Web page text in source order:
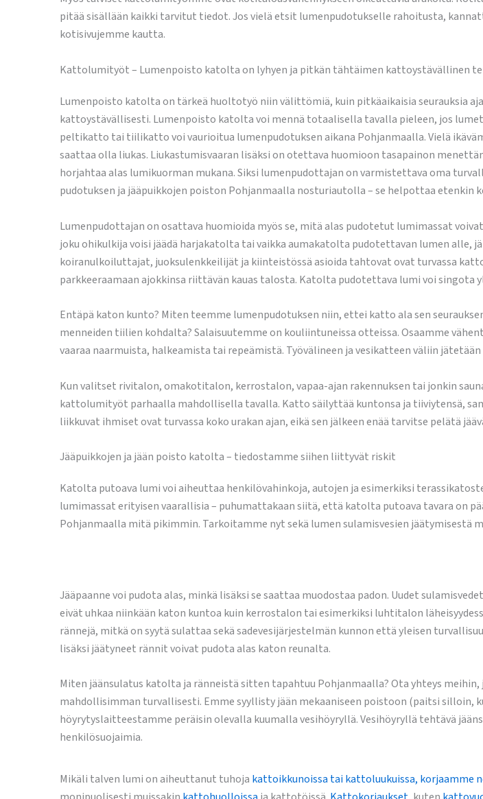
pitää sisällään kaikki tarvitut tiedot. Jos vielä etsit lumenpudotukselle rahoitusta,
kotisivujemme kautta.
Kattolumityöt – Lumenpoisto katolta on lyhyen ja pitkän tähtäimen kattoystävällinen
Lumenpoisto katolta on tärkeä huoltotyö niin välittömiä, kuin pitkäaikaisia seurauksia
kattoystävällisesti. Lumenpoisto katolta voi mennä totaalisella tavalla pieleen, jos
peltikatto tai tiilikatto voi vaurioitua lumenpudotuksen aikana Pohjanmaalla. Vielä
saattaa olla liukas. Liukastumisvaaran lisäksi on otettava huomioon tasapainon
horjahtaa alas lumikuorman mukana. Siksi lumenpudottajan on varmistettava oma
pudotuksen ja jääpuikkojen poiston Pohjanmaalla nosturiautolla – se helpottaa
Lumenpudottajan on osattava huomioida myös se, mitä alas pudotetut lumimassat
joku ohikulkija voisi jäädä harjakatolta tai vaikka aumakatolta pudotettavan lumen
koiranulkoiluttajat, juoksulenkkeilijät ja kiinteistössä asioida tahtovat ovat turvassa
parkkeeraamaan ajokkinsa riittävän kauas talosta. Katolta pudotettava lumi voi singota
Entäpä katon kunto? Miten teemme lumenpudotuksen niin, ettei katto ala sen
menneiden tiilien kohdalta? Salaisuutemme on kouliintuneissa otteissa. Osaamme
vaaraa naarmuista, halkeamista tai repeämistä. Työvälineen ja vesikatteen väliin
Kun valitset rivitalon, omakotitalon, kerrostalon, vapaa-ajan rakennuksen tai jonkin
kattolumityöt parhaalla mahdollisella tavalla. Katto säilyttää kuntonsa ja tiiviytensä,
liikkuvat ihmiset ovat turvassa koko urakan ajan, eikä sen jälkeen enää tarvitse pelätä
Jääpuikkojen ja jään poisto katolta – tiedostamme siihen liittyvät riskit
Katolta putoava lumi voi aiheuttaa henkilövahinkoja, autojen ja esimerkiksi
lumimassat erityisen vaarallisia – puhumattakaan siitä, että katolta putoava tavara on
Pohjanmaalla mitä pikimmin. Tarkoitamme nyt sekä lumen sulamisvesien
Jääpaanne voi pudota alas, minkä lisäksi se saattaa muodostaa padon. Uudet
eivät uhkaa niinkään katon kuntoa kuin kerrostalon tai esimerkiksi luhtitalon
rännejä, mitkä on syytä sulattaa sekä sadevesijärjestelmän kunnon että yleisen
lisäksi jäätyneet rännit voivat pudota alas katon reunalta.
Miten jäänsulatus katolta ja ränneistä sitten tapahtuu Pohjanmaalla? Ota yhteys
mahdollisimman turvallisesti. Emme syyllisty jään mekaaniseen poistoon (paitsi silloin,
höyrytyslaitteestamme peräisin olevalla kuumalla vesihöyryllä. Vesihöyryllä tehtävä
henkilösuojaimia.
Mikäli talven lumi on aiheuttanut tuhoja kattoikkunoissa tai kattoluukuissa, korjaamme